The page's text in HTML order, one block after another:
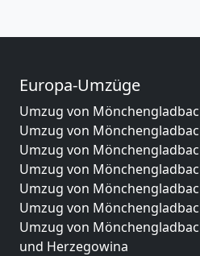
Europa-Umzüge
Umzug von
Umzug von
Umzug von
Umzug von
Umzug von
Umzug von
Umzug von
und Herzegowina